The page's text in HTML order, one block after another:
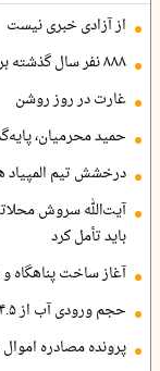
از آزادی خبری نیست
۸۸۸ نفر سال گذشته بر اثر غرق‌شدگی جان باختند
غارت در روز روشن
حمید محرمیان،
درخشش تیم
آیت‌الله سروش
باید تأمل کرد
آغاز ساخت پناهگاه و
حجم ورودی آب از ۴.۵ میلیارد مترمکعب گذشت؛ دریاچه ارومیه جان گرفت
پرونده مصادره